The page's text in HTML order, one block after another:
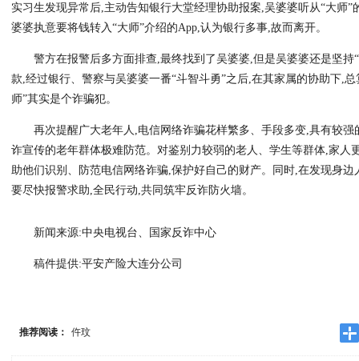
实习生发现异常后,主动告知银行大堂经理协助报案,吴婆婆听从“大师”
婆婆执意要将钱转入“大师”介绍的App,认为银行多事,故而离开。
警方在报警后多方面排查,最终找到了吴婆婆,但是吴婆婆还是坚持
款,经过银行、警察与吴婆婆一番“斗智斗勇”之后,在其家属的协助下,
师”其实是个诈骗犯。
再次提醒广大老年人,电信网络诈骗花样繁多、手段多变,具有较
诈宣传的老年群体极难防范。对鉴别力较弱的老人、学生等群体,家人
助他们识别、防范电信网络诈骗,保护好自己的财产。同时,在发现身
要尽快报警求助,全民行动,共同筑牢反诈防火墙。
新闻来源:中央电视台、国家反诈中心
稿件提供:平安产险大连分公司
推荐阅读： 仵玟